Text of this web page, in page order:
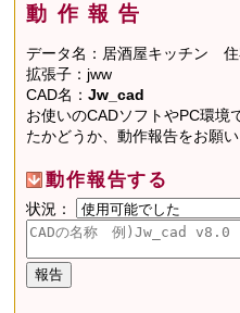
動作報告
データ名：居酒屋キッチン
拡張子：jww
CAD名：Jw_cad
お使いのCADソフトやPC環境
たかどうか、動作報告をお願い
動作報告する
状況：